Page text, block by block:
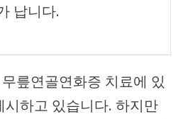
납니다.
릎연골연화증 치료에 있
하고 있습니다. 하지만